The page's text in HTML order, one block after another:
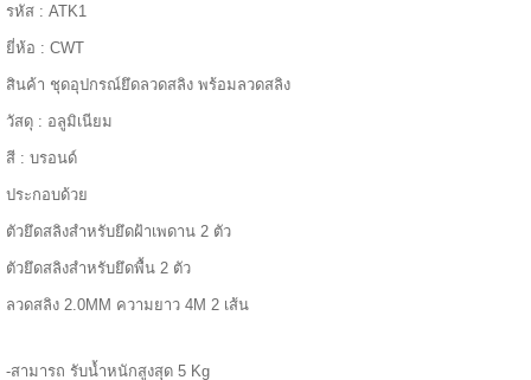
รหัส : ATK1
ยี่ห้อ : CWT
สินค้า ชุดอุปกรณ์ยึดลวดสลิง พร้อมลวดสลิง
วัสดุ : อลูมิเนียม
สี : บรอนด์
ประกอบด้วย
ตัวยึดสลิงสำหรับยึดฝ้าเพดาน 2 ตัว
ตัวยึดสลิงสำหรับยึดพื้น 2 ตัว
ลวดสลิง 2.0MM ความยาว 4M 2 เส้น
-สามารถ รับน้ำหนักสูงสุด 5 Kg